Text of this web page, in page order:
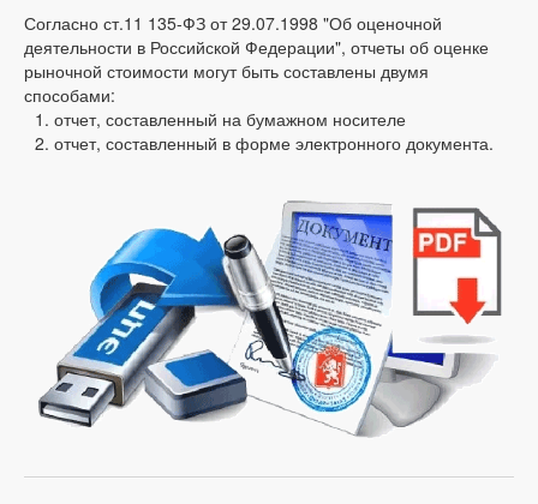
Согласно ст.11 135-ФЗ от 29.07.1998 "Об оценочной
деятельности в Российской Федерации", отчеты об оценке
рыночной стоимости могут быть составлены двумя
способами:
отчет, составленный на бумажном носителе
отчет, составленный в форме электронного документа.